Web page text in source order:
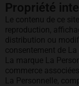
Propriété
Le contenu de ce
reproduction,
distribution ou
consentement de La
La marque La
commerce
La Personnelle,